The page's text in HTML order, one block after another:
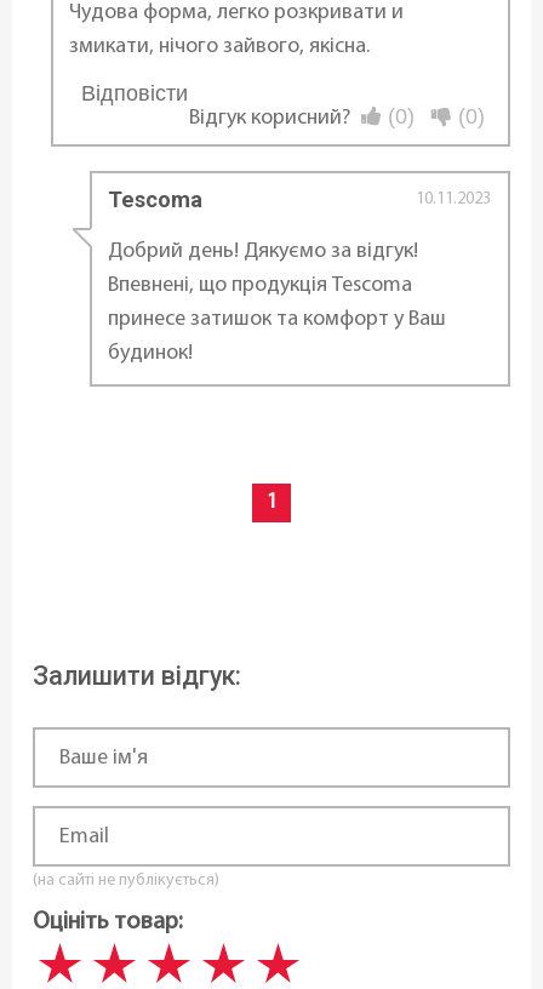
Форма:
Антипригарне покриття:
З антипригарним покриттям
Можливість використання в
посудомийній машині:
Діаметр ø:
Чудова форма, легко розкривати и
змикати, нічого зайвого, якісна.
...Відповісти
Відгук корисний? (0) (0)
Tescoma 10.11.2023
Добрий день! Дякуємо за відгук!
Впевнені, що продукція Tescoma
принесе затишок та комфорт у Ваш
будинок!
1
Залишити відгук:
(на сайті не публікується)
Оцініть товар: